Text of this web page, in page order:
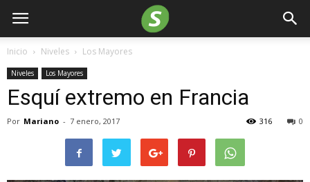
Inicio Niveles Los Mayores
Niveles Los Mayores
Esquí extremo en Francia
Por Mariano - 7 enero, 2017 0
316